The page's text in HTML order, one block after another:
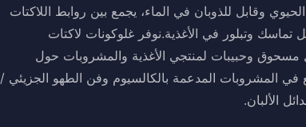
وقابل للذوبان في الماء، يجمع بين روابط اللاكتات
وتبلور في الأغذية.نوفر غلوكونات لاكتات
وحبيبات لمنتجي الأغذية والمشروبات حول
في المشروبات المدعمة بالكالسيوم وفن الطهو الجزيئي /
الألبان.